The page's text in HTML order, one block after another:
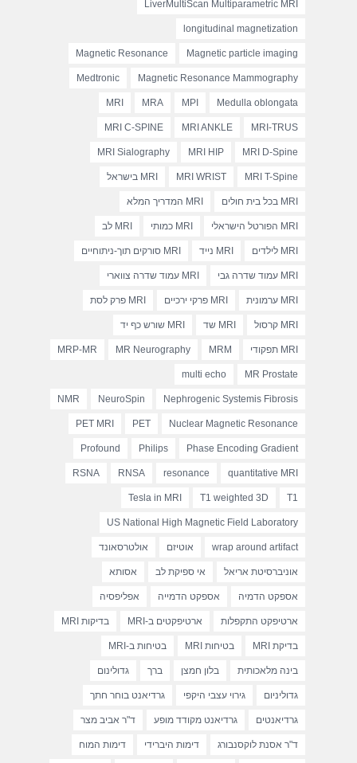
LiverMultiScan Multiparametric MRI
longitudinal magnetization
Magnetic particle imaging
Magnetic Resonance
Magnetic Resonance Mammography
Medtronic
Medulla oblongata
MPI
MRA
MRI
MRI-TRUS
MRI ANKLE
MRI C-SPINE
MRI D-Spine
MRI HIP
MRI Sialography
MRI T-Spine
MRI WRIST MRI בישראל
MRI בכל בית חולים MRI המדריך המלא
MRI הפורטל הישראלי MRI כמותי MRI לב
MRI לילדים MRI נייד MRI סורקים תוך-ניתוחיים
MRI עמוד שדרה גבי MRI עמוד שדרה צווארי
MRI ערמונית MRI פרקי ירכיים MRI פרק לסת
MRI קרסול MRI שד MRI שורש כף יד
MRI תפקודי MRM
MR Neurography
MRP-MR
MR Prostate
multi echo
Nephrogenic Systemis Fibrosis
NeuroSpin
NMR
Nuclear Magnetic Resonance
PET
PET MRI
Phase Encoding Gradient
Philips
Profound
quantitative MRI
resonance
RNSA
RSNA
T1
T1 weighted 3D
Tesla in MRI
US National High Magnetic Field Laboratory
wrap around artifact אוטיזם אולטרסאונד
אוניברסיטת אריאל אי ספיקת לב אסותא
אספקט הדמיה אספקט הדמייה אפליפסיה
ארטיפקט התקפלות ארטיפקטים ב-MRI בדיקות MRI
בדיקת MRI בטיחות MRI בטיחות ב-MRI
בינה מלאכותית בלון חמצן ברך גדולינום
גדוליניום גירוי עצבי היקפי גרדיאנט בוחר חתך
גרדיאנטים גרדיאנט מקודד מופע ד"ר אביב מצר
ד"ר אסנת לוקסנבורג דימות היברידי דימות המוח